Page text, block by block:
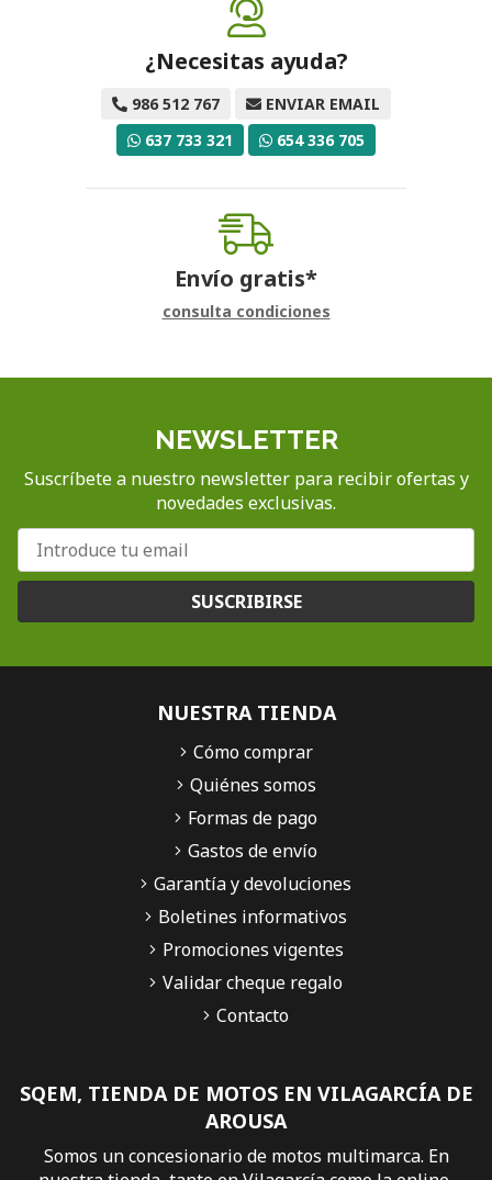
¿Necesitas ayuda?
986 512 767
ENVIAR EMAIL
637 733 321
654 336 705
Envío gratis*
consulta condiciones
NEWSLETTER
Suscríbete a nuestro newsletter para recibir ofertas y
novedades exclusivas.
SUSCRIBIRSE
SQEM, TIENDA DE MOTOS EN VILAGARCÍA DE
AROUSA
Somos un concesionario de motos multimarca. En
NUESTRA TIENDA
Cómo comprar
Quiénes somos
Formas de pago
Gastos de envío
Garantía y devoluciones
Boletines informativos
Promociones vigentes
Validar cheque regalo
Contacto